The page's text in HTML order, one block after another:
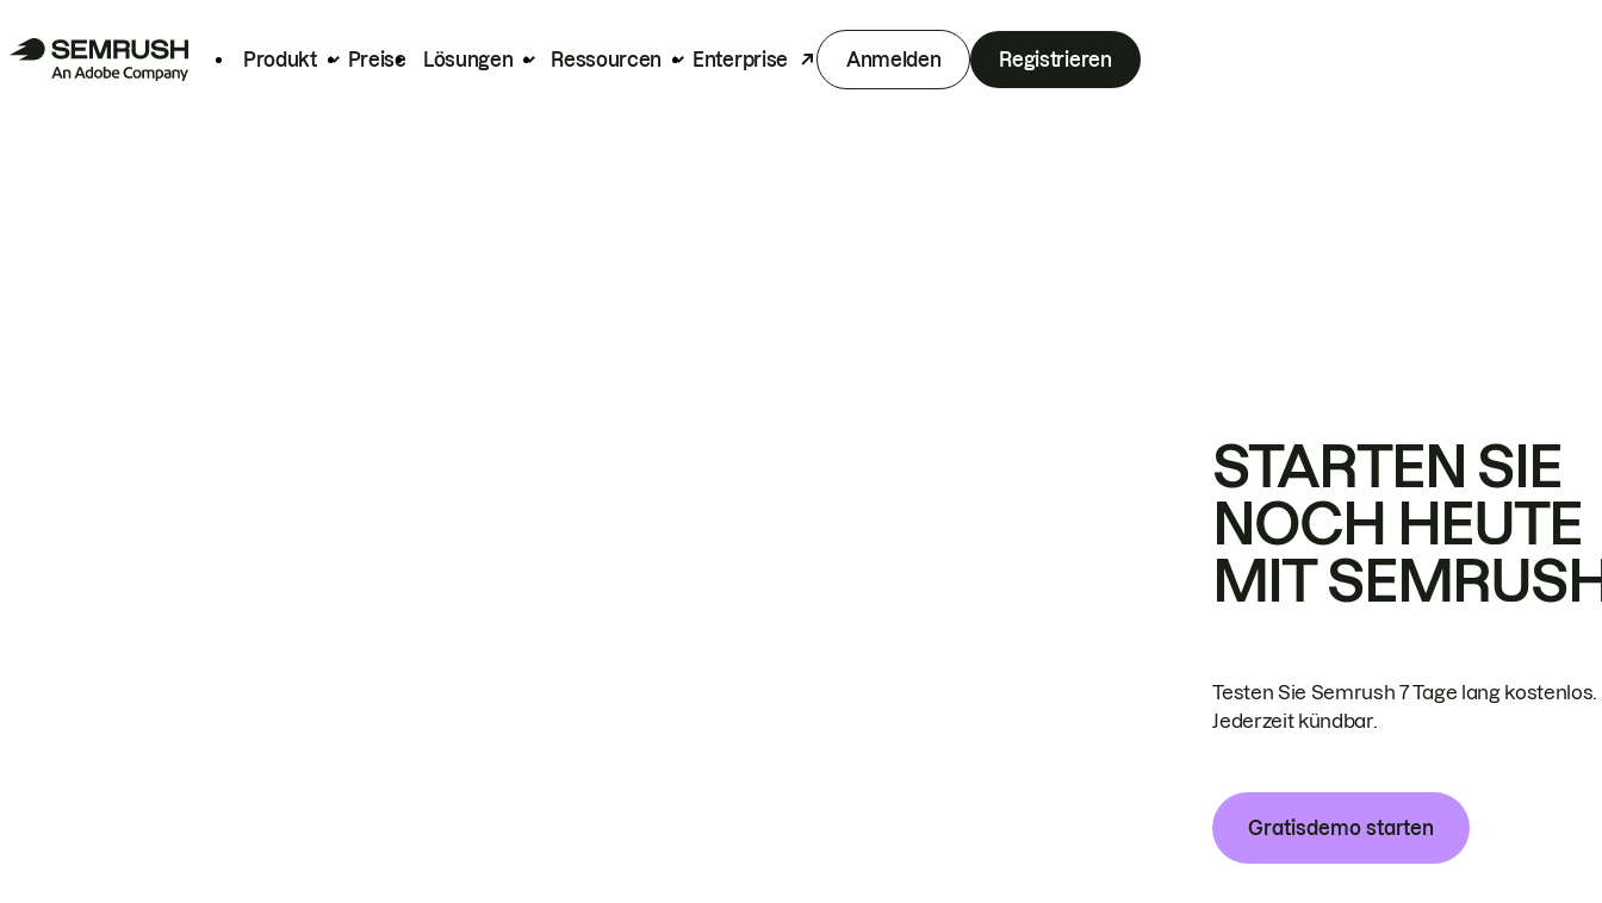
Produkt Preise Lösungen Ressourcen Enterprise Anmelden Registrieren
STARTEN SIE
NOCH HEUTE
MIT
Testen Sie Semrush 7 Tage lang kostenlos.
Jederzeit kündbar.
Gratisdemo starten